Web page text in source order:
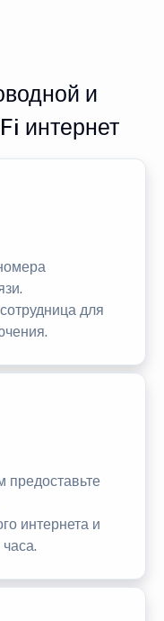
и
интернет
для
предоставьте
интернета и